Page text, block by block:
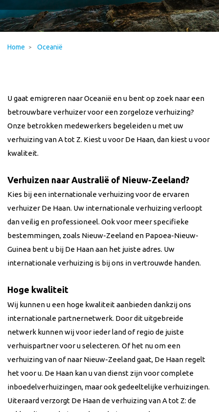
Home Oceanië
U gaat emigreren naar Oceanië en u bent op zoek naar een
betrouwbare verhuizer voor een zorgeloze verhuizing?
Onze betrokken medewerkers begeleiden u met uw
verhuizing van A tot Z. Kiest u voor De Haan, dan kiest u voor
kwaliteit.
Verhuizen naar Australië of Nieuw-Zeeland?
Kies bij een internationale verhuizing voor de ervaren
verhuizer De Haan. Uw internationale verhuizing verloopt
dan veilig en professioneel. Ook voor meer specifieke
bestemmingen, zoals Nieuw-Zeeland en Papoea-Nieuw-
Guinea bent u bij De Haan aan het juiste adres. Uw
internationale verhuizing is bij ons in vertrouwde handen.
Hoge kwaliteit
Wij kunnen u een hoge kwaliteit aanbieden dankzij ons
internationale partnernetwerk. Door dit uitgebreide
netwerk kunnen wij voor ieder land of regio de juiste
verhuispartner voor u selecteren. Of het nu om een
verhuizing van of naar Nieuw-Zeeland gaat, De Haan regelt
het voor u. De Haan kan u van dienst zijn voor complete
inboedelverhuizingen, maar ook gedeeltelijke verhuizingen.
Uiteraard verzorgt De Haan de verhuizing van A tot Z: de